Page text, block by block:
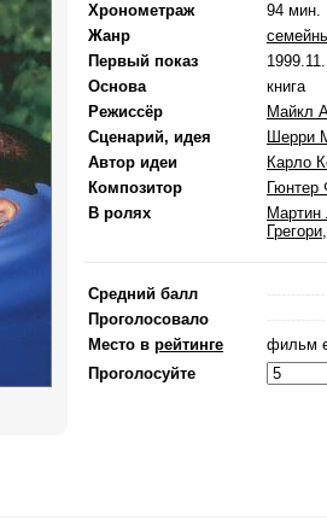
Хронометраж
94 мин.
Жанр
Первый показ
Основа
книга
Режиссёр
Майкл
Сценарий, идея
Шерри
Автор идеи
Карло
Композитор
Гюнтер
В ролях
Мартин
Грегори,
Средний балл
Проголосовало
Место в рейтинге
фильм
Проголосуйте